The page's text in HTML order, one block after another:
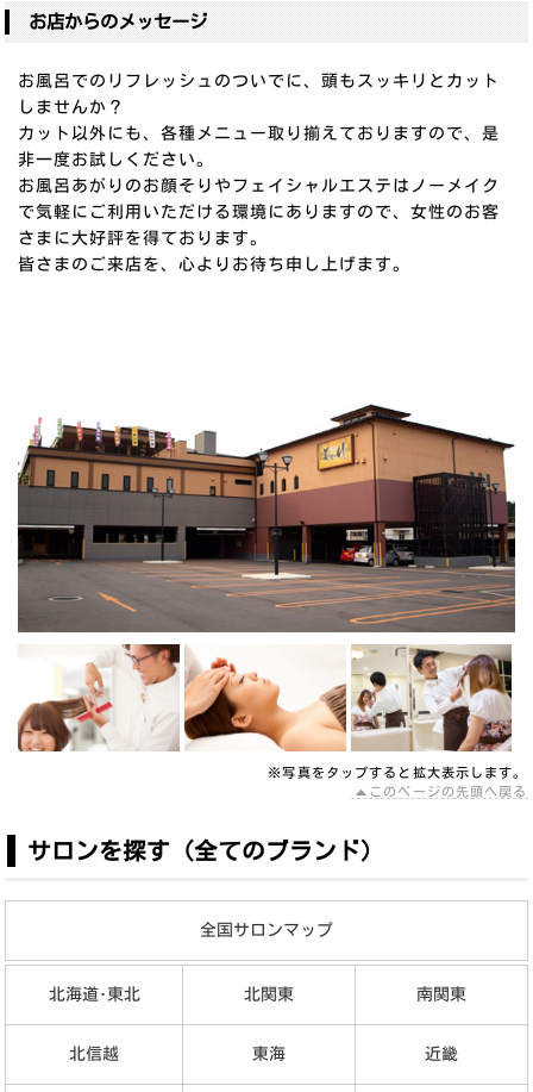
お店からのメッセージ
お風呂でのリフレッシュのついでに、頭もスッキリとカット
しませんか？
カット以外にも、各種メニュー取り揃えておりますので、是
非一度お試しください。
お風呂あがりのお顔そりやフェイシャルエステはノーメイク
で気軽にご利用いただける環境にありますので、女性のお客
さまに大好評を得ております。
皆さまのご来店を、心よりお待ち申し上げます。
※写真を タップすると拡大表示します。
このページの先頭へ戻る
サロンを探す（全てのブランド）
全国サロンマップ
北海道･東北 北関東 南関東
北信越 東海 近畿